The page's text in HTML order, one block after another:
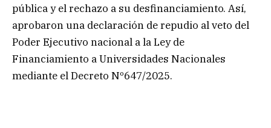
pública y el rechazo a su desfinanciamiento. Así,
aprobaron una declaración de repudio al veto del
Poder Ejecutivo nacional a la Ley de
Financiamiento a Universidades Nacionales
mediante el Decreto Nº647/2025.